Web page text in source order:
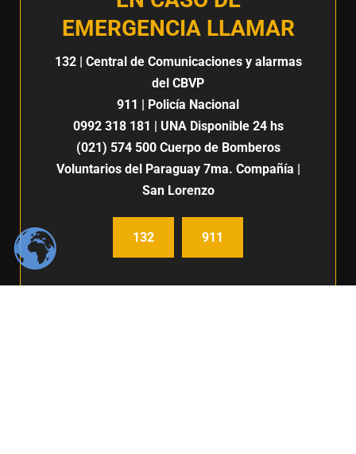
EMERGENCIA LLAMAR
132| Central de Comunicaciones y alarmas
del CBVP
911 | Policía Nacional
0992 318 181 | UNA Disponible 24 hs
(021) 574 500Cuerpo de Bomberos
Voluntarios del Paraguay 7ma. Compañía |
San Lorenzo
132 911